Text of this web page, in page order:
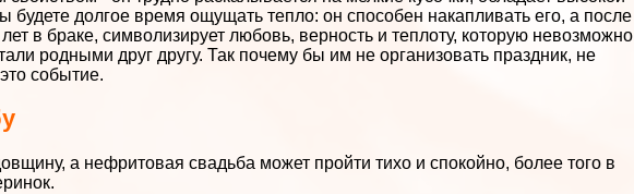
будете долгое время ощущать тепло: он способен накапливать его, а после
в браке, символизирует любовь, верность и теплоту, которую невозможно
родными друг другу. Так почему бы им не организовать праздник, не
событие.
а нефритовая свадьба может пройти тихо и спокойно, более того в